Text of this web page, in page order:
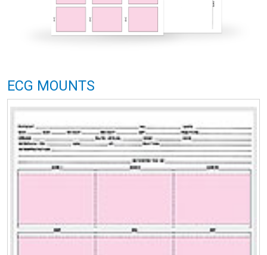
ECG MOUNTS